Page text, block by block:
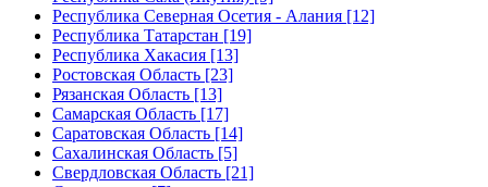
Республика Северная Осетия - Алания [12]
Республика Татарстан [19]
Республика Хакасия [13]
Ростовская Область [23]
Рязанская Область [13]
Самарская Область [17]
Саратовская Область [14]
Сахалинская Область [5]
Свердловская Область [21]